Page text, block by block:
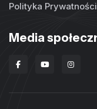
Polityka Prywatności
Media